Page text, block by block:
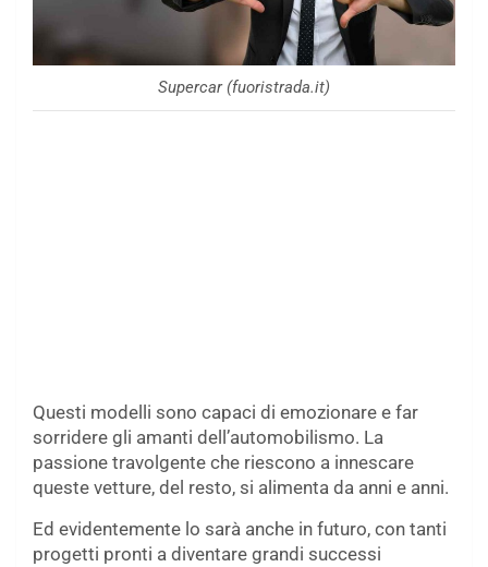
Supercar (fuoristrada.it)
Questi modelli sono capaci di emozionare e far
sorridere gli amanti dell’automobilismo. La
passione travolgente che riescono a innescare
queste vetture, del resto, si alimenta da anni e anni.
Ed evidentemente lo sarà anche in futuro, con tanti
progetti pronti a diventare grandi successi